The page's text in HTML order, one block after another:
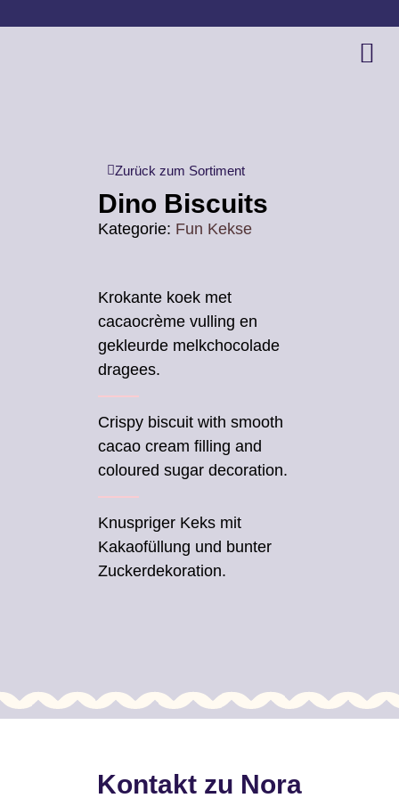
Zurück zum Sortiment
Dino Biscuits
Kategorie: Fun Kekse
Krokante koek met
cacaocrème vulling en
gekleurde melkchocolade
dragees.
Crispy biscuit with smooth
cacao cream filling and
coloured sugar decoration.
Knuspriger Keks mit
Kakaofüllung und bunter
Zuckerdekoration.
Kontakt zu Nora